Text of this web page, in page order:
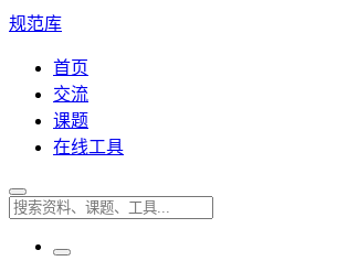
规范库
首页
交流
课题
在线工具